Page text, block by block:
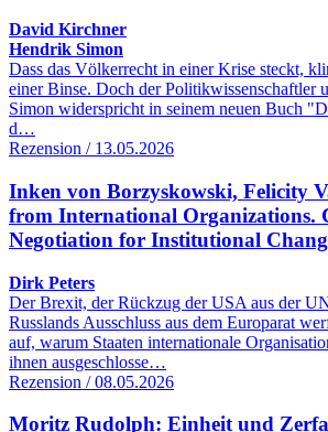
David Kirchner
Hendrik Simon
Dass das Völkerrecht in einer Krise steckt,
einer Binse. Doch der Politikwissenschaftler
Simon widerspricht in seinem neuen Buch
d…
Rezension / 13.05.2026
Inken von Borzyskowski, Felicity
from International Organizations.
Negotiation for Institutional
Dirk Peters
Der Brexit, der Rückzug der USA aus der
Russlands Ausschluss aus dem Europarat
auf, warum Staaten internationale
ihnen ausgeschlosse…
Rezension / 08.05.2026
Moritz Rudolph: Einheit und